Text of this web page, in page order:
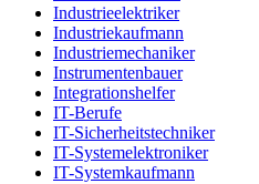
Industrieelektriker
Industriekaufmann
Industriemechaniker
Instrumentenbauer
Integrationshelfer
IT-Berufe
IT-Sicherheitstechniker
IT-Systemelektroniker
IT-Systemkaufmann